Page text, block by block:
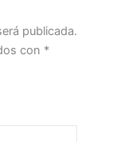
publicada.
con *